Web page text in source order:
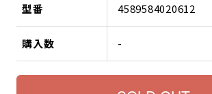
型番 4589584020612
購入数 -